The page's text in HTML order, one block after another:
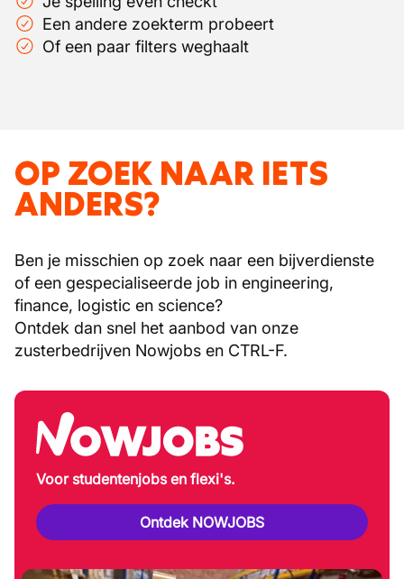
Een andere zoekterm probeert
Of een paar filters weghaalt
OP ZOEK NAAR IETS
ANDERS?
Ben je misschien op zoek naar een bijverdienste
of een gespecialiseerde job in engineering,
finance, logistic en science?
Ontdek dan snel het aanbod van onze
zusterbedrijven Nowjobs en CTRL-F.
Voor studentenjobs en flexi's.
Ontdek NOWJOBS